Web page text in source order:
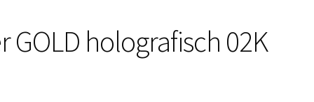
GOLD holografisch 02K